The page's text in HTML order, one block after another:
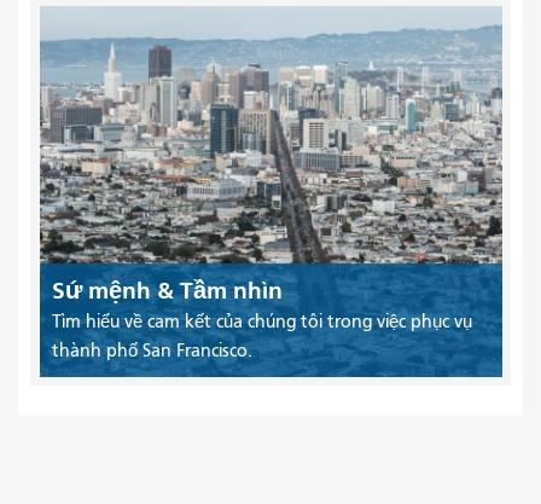
Sứ mệnh & Tầm nhìn
Tìm hiểu về cam kết của chúng tôi trong việc phục vụ
thành phố San Francisco.